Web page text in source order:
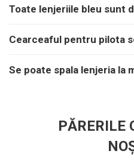
Toate lenjeriile bleu sunt
Cearceaful pentru pilota
Se poate spala lenjeria la
PĂRERILE